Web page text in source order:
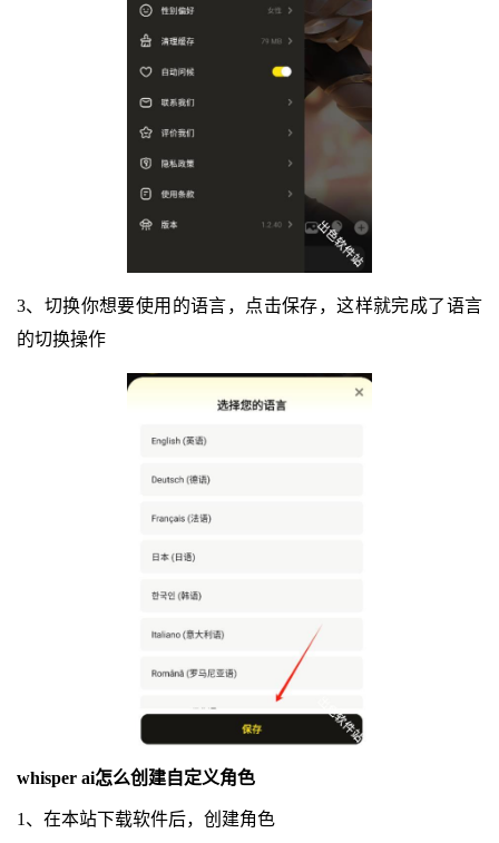
3、切换你想要使用的语言，点击保存，这样就完成了语言
的切换操作
whisper ai怎么创建自定义角色
1、在本站下载软件后，创建角色